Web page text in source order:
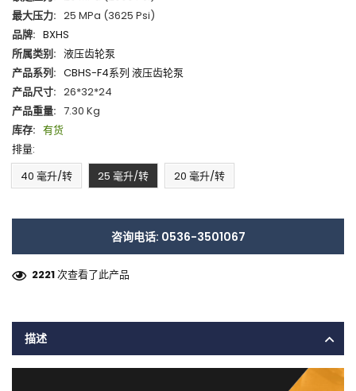
最大压力: 25 MPa (3625 Psi)
品牌: BXHS
所属类别: 液压齿轮泵
产品系列: CBHS-F4系列 液压齿轮泵
产品尺寸: 26*32*24
产品重量: 7.30 Kg
库存: 有货
排量:
40 毫升/转
25 毫升/转 20 毫升/转
咨询电话: 0536-3501067
2221次查看了此产品
描述